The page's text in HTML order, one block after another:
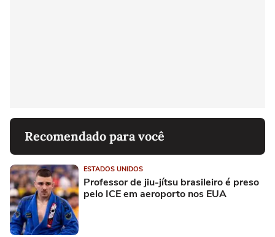
Recomendado para você
ESTADOS UNIDOS
Professor de jiu-jítsu brasileiro é preso
pelo ICE em aeroporto nos EUA